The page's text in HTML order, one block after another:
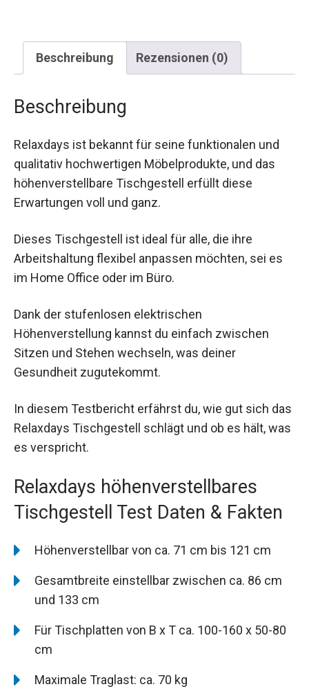
Beschreibung Rezensionen (0)
Beschreibung
Relaxdays ist bekannt für seine funktionalen und
qualitativ hochwertigen Möbelprodukte, und das
höhenverstellbare Tischgestell erfüllt diese
Erwartungen voll und ganz.
Dieses Tischgestell ist ideal für alle, die ihre
Arbeitshaltung flexibel anpassen möchten, sei es
im Home Office oder im Büro.
Dank der stufenlosen elektrischen
Höhenverstellung kannst du einfach zwischen
Sitzen und Stehen wechseln, was deiner
Gesundheit zugutekommt.
In diesem Testbericht erfährst du, wie gut sich das
Relaxdays Tischgestell schlägt und ob es hält, was
es verspricht.
Relaxdays höhenverstellbares
Tischgestell Test Daten & Fakten
Höhenverstellbar von ca. 71 cm bis 121 cm
Gesamtbreite einstellbar zwischen ca. 86 cm
und 133 cm
Für Tischplatten von B x T ca. 100-160 x 50-80
cm
Maximale Traglast: ca. 70 kg